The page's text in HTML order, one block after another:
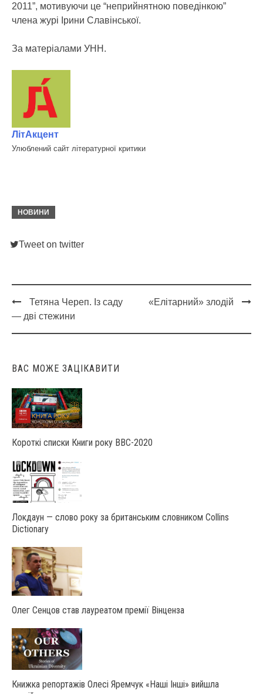
2011”, мотивуючи це “неприйнятною поведінкою”
члена журі Ірини Славінської.
За матеріалами УНН.
ЛітАкцент
Улюблений сайт літературної критики
НОВИНИ
Tweet on twitter
Post
navigation
Тетяна Череп. Із саду
— дві стежини
«Елітарний» злодій
ВАС МОЖЕ ЗАЦІКАВИТИ
Короткі списки Книги року ВВС-2020
Локдаун — слово року за британським словником Collins
Dictionary
Олег Сенцов став лауреатом премії Вінценза
Книжка репортажів Олесі Яремчук «Наші Інші» вийшла